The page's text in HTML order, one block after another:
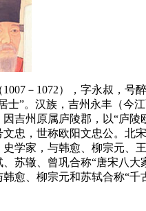
1007－1072），字永叔，号
士”。汉族，吉州永丰（今
吉州原属庐陵郡，以“庐陵
文忠，世称欧阳文忠公。北宋
史学家，与韩愈、柳宗元、
苏辙、曾巩合称“唐宋八大
韩愈、柳宗元和苏轼合称“千